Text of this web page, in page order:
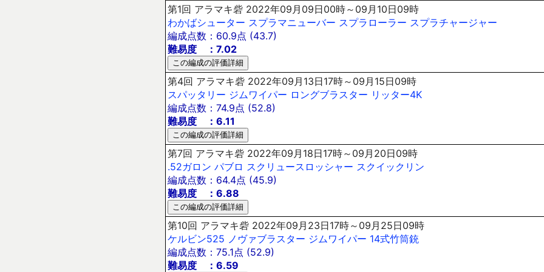
第1回 アラマキ砦 2022年09月09日00時～09月10日09時
わかばシューター スプラマニューバー スプラローラー スプラチャージャー
編成点数：60.9点 (43.7)
難易度 ：7.02
第4回 アラマキ砦 2022年09月13日17時～09月15日09時
スパッタリー ジムワイパー ロングブラスター リッター4K
編成点数：74.9点 (52.8)
難易度 ：6.11
第7回 アラマキ砦 2022年09月18日17時～09月20日09時
.52ガロン パブロ スクリュースロッシャー スクイックリン
編成点数：64.4点 (45.9)
難易度 ：6.88
第10回 アラマキ砦 2022年09月23日17時～09月25日09時
ケルビン525 ノヴァブラスター ジムワイパー 14式竹筒銃
編成点数：75.1点 (52.9)
難易度 ：6.59